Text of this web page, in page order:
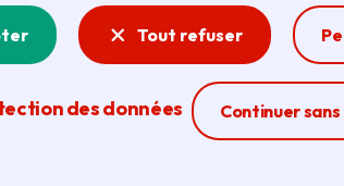
Tout refuser
des données Continuer
Ferme la
des communes
de l'arrêté
Le 25/06/2026
Environnement, Région Île-de-France,